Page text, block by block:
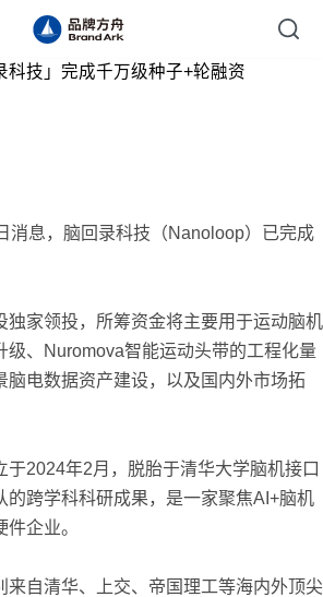
科技」完成千万级种子+轮融资
消息，脑回录科技（Nanoloop）已完成
独家领投，所筹资金将主要用于运动脑机
级、Nuromova智能运动头带的工程化量
脑电数据资产建设，以及国内外市场拓
于2024年2月，脱胎于清华大学脑机接口
的跨学科科研成果，是一家聚焦AI+脑机
企业。
来自清华、上交、帝国理工等海内外顶尖